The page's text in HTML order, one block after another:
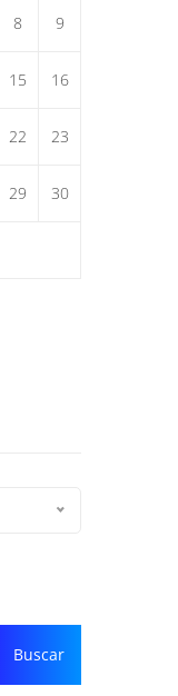
8 9
15 16
22 23
29 30
Buscar